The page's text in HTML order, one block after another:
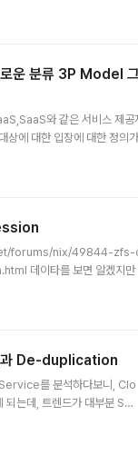
요.) 하루에 5억 PV, 초당 4
를 분산환경으로 진화시키
. 처음에는 LAMP로 개발했
이스는 아직도 MySQL에
운 분류 3P Model
와 같은 서비스 제
상에 대한 입장에 대한 정의
라우드가 기업 내부에서 사
스를 조금 관점을 바꿔서 체
미를 갖는다. Personal
비스를 제공한다는 개념이다.
forums/nix/49844-
데이타를 보면 알겠지만
에 유리.
과 De-duplication
를 분석하다보니, Clo
는데, 트렌드가 대부분 S3
버 계층을 두고, Client에